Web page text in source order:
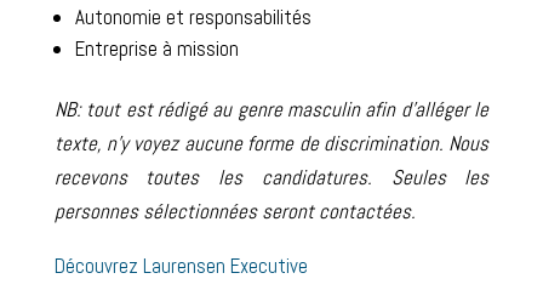
Autonomie et responsabilités
Entreprise à mission
NB: tout est rédigé au genre masculin afin d’alléger le
texte, n’y voyez aucune forme de discrimination. Nous
recevons toutes les candidatures. Seules les
personnes sélectionnées seront contactées.
Découvrez Laurensen Executive